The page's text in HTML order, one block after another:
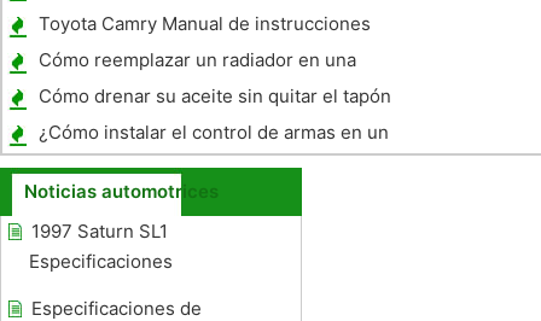
Toyota Camry Manual de instrucciones
Bluetooth
Cómo reemplazar un radiador en una
Toyota Tundra
Cómo drenar su aceite sin quitar el tapón
¿Cómo instalar el control de armas en un
1966 Chevy C10?
Noticias automotrices
1997 Saturn SL1
Especificaciones
Especificaciones de